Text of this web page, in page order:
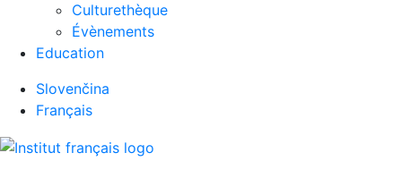
Culturethèque
Évènements
Education
Slovenčina
Français